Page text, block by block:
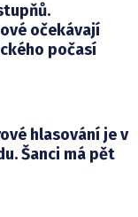
očekávají
počasí
hlasování je v
Šanci má pět